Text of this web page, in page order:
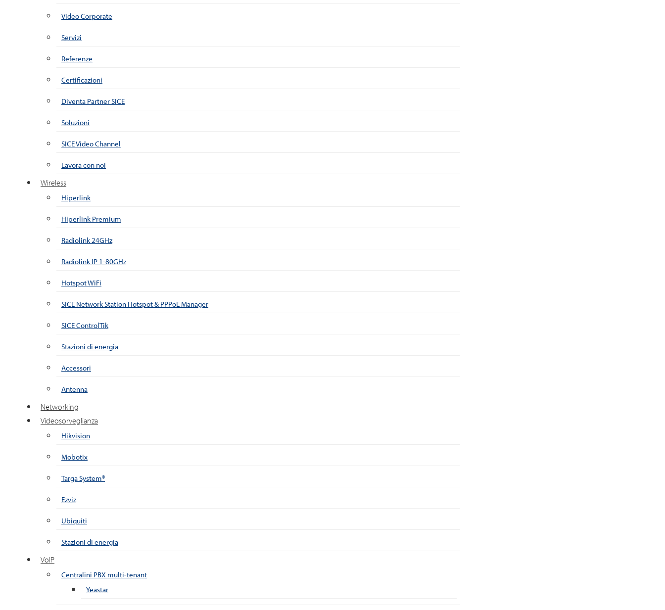
Video Corporate
Servizi
Referenze
Certificazioni
Diventa Partner SICE
Soluzioni
SICE Video Channel
Lavora con noi
Wireless
Hiperlink
Hiperlink Premium
Radiolink 24GHz
Radiolink IP 1-80GHz
Hotspot WiFi
SICE Network Station Hotspot & PPPoE Manager
SICE ControlTik
Stazioni di energia
Accessori
Antenna
Networking
Videosorveglianza
Hikvision
Mobotix
Targa System®
Ezviz
Ubiquiti
Stazioni di energia
VoIP
Centralini PBX multi-tenant
Yeastar